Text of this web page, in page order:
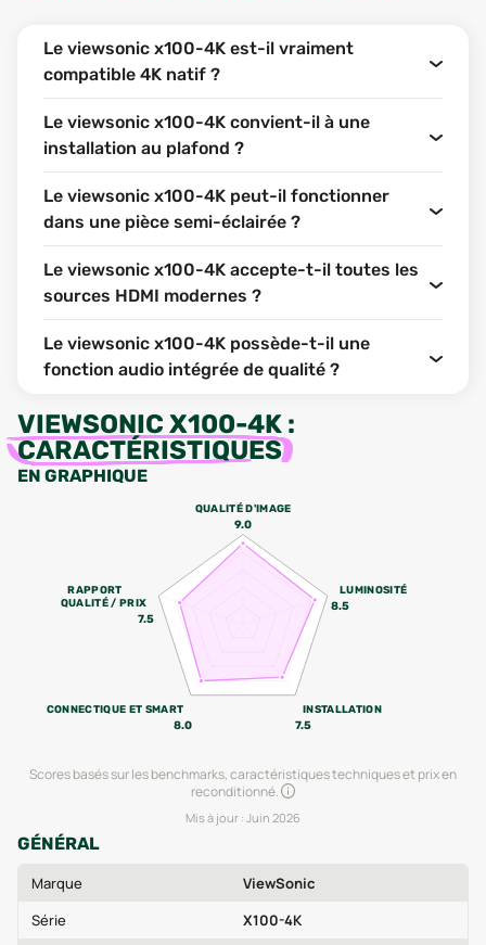
Le viewsonic x100-4K est-il vraiment
compatible 4K natif ?
Le viewsonic x100-4K convient-il à une
installation au plafond ?
Le viewsonic x100-4K peut-il fonctionner
dans une pièce semi-éclairée ?
Le viewsonic x100-4K accepte-t-il toutes les
sources HDMI modernes ?
Le viewsonic x100-4K possède-t-il une
fonction audio intégrée de qualité ?
VIEWSONIC X100-4K :
CARACTÉRISTIQUES
EN GRAPHIQUE
QUALITÉ D'IMAGE
9.0
LUMINOSITÉ
8.5
INSTALLATION
7.5
CONNECTIQUE ET SMART
8.0
RAPPORT
QUALITÉ / PRIX
7.5
Scores basés sur les benchmarks, caractéristiques techniques et prix en
reconditionné.
Mis à jour : Juin 2026
GÉNÉRAL
Marque
ViewSonic
Série
X100-4K